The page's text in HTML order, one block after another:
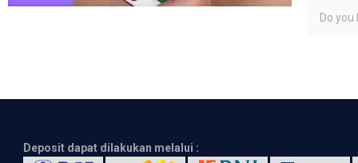
Do you
Deposit dapat dilakukan melalui :